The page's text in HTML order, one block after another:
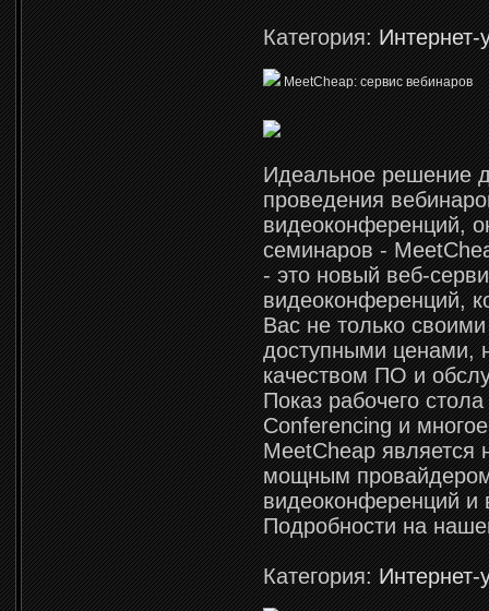
Категория:Интернет-
MeetCheap: сервис вебинаров
Идеальное решение
проведения
видеоконференций,
семинаров -
- это новый веб-
видеоконференций,
Вас не только
доступными ценами,
качеством ПО и
Показ рабочего
Conferencing и
MeetCheap
мощным
видеоконференций и
Подробности на
Категория:Интернет-